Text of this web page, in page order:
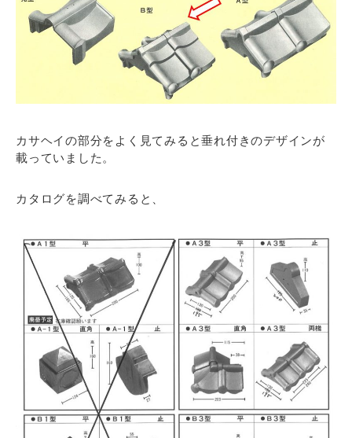
カサヘイの部分をよく見てみると垂れ付きのデザインが
載っていました。
カタログを調べてみると、